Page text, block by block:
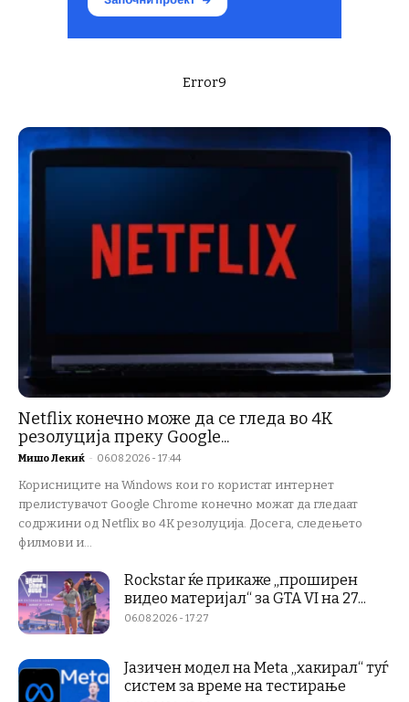
Error9
Netflix конечно може да се гледа во 4K
резолуција преку Google...
Мишо Лекиќ - 06.08.2026 - 17:44
Корисниците на Windows кои го користат интернет
прелистувачот Google Chrome конечно можат да гледаат
содржини од Netflix во 4K резолуција. Досега, следењето
филмови и...
Rockstar ќе прикаже „проширен
видео материјал“ за GTA VI на 27...
06.08.2026 - 17:27
Јазичен модел на Meta „хакирал“ туѓ
систем за време на тестирање